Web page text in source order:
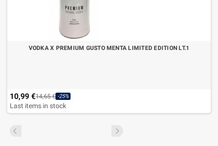
VODKA X PREMIUM GUSTO MENTA LIMITED EDITION LT.1
10,99 €14,65 € -25%
Last items in stock